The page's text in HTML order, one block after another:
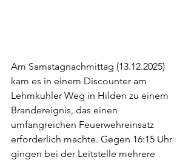
Am Samstagnachmittag (13.12.2025)
kam es in einem Discounter am
Lehmkuhler Weg in Hilden zu einem
Brandereignis, das einen
umfangreichen Feuerwehreinsatz
erforderlich machte. Gegen 16:15 Uhr
gingen bei der Leitstelle mehrere